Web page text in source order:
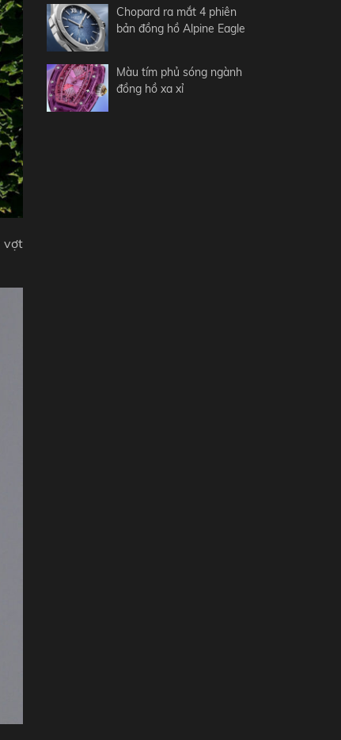
vợt
Chopard ra mắt 4 phiên
bản đồng hồ Alpine Eagle
Màu tím phủ sóng ngành
đồng hồ xa xỉ